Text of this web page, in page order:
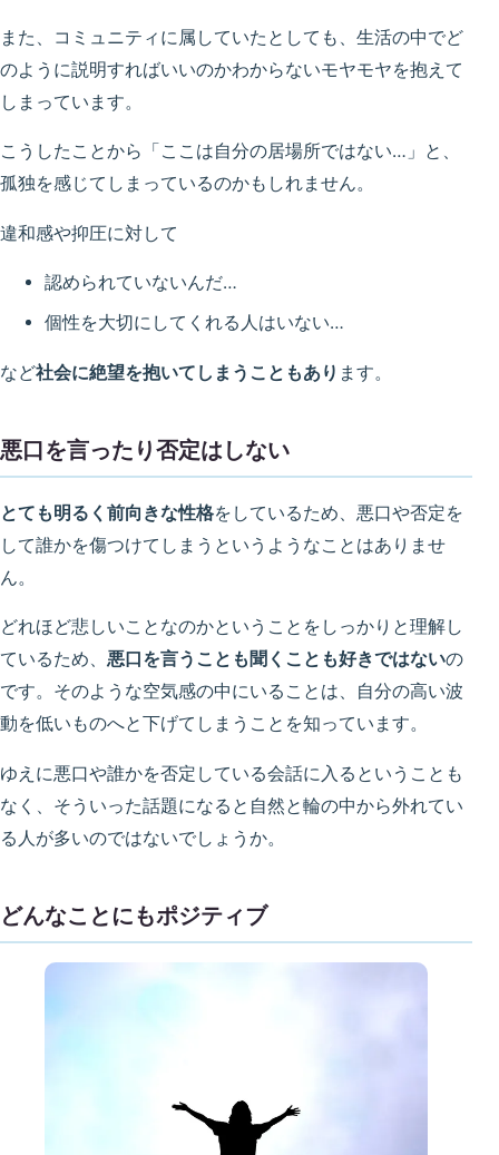
また、コミュニティに属していたとしても、生活の中でど
のように説明すればいいのかわからないモヤモヤを抱えて
しまっています。
こうしたことから「ここは自分の居場所ではない…」と、
孤独を感じてしまっているのかもしれません。
違和感や抑圧に対して
認められていないんだ…
個性を大切にしてくれる人はいない…
など社会に絶望を抱いてしまうこともあり ます。
悪口を言ったり否定はしない
とても明るく前向きな性格をしているため、悪口や否定を
して誰かを傷つけてしまうというようなことはありませ
ん。
どれほど悲しいことなのかということをしっかりと理解し
ているため、 悪口を言うことも聞くことも好きではないの
です。そのような空気感の中にいることは、自分の高い波
動を低いものへと下げてしまうことを知っています。
ゆえに悪口や誰かを否定している会話に入るということも
なく、そういった話題になると自然と輪の中から外れてい
る人が多いのではないでしょうか。
どんなことにもポジティブ